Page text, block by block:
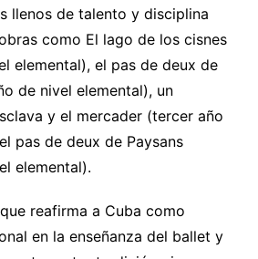
llenos de talento y disciplina
como El lago de los cisnes
elemental), el pas de deux de
de nivel elemental), un
y el mercader (tercer año
pas de deux de Paysans
elemental).
reafirma a Cuba como
en la enseñanza del ballet y